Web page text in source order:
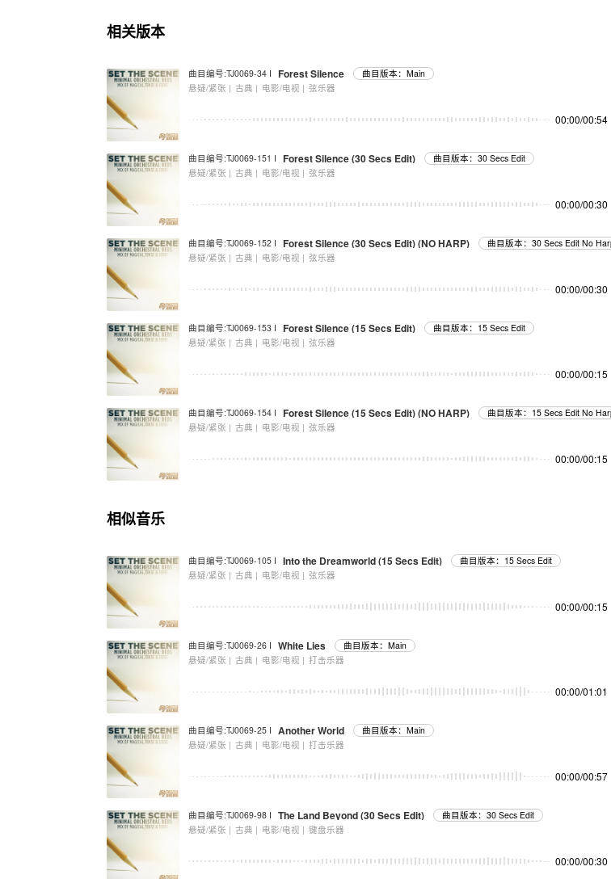
相关版本
曲目编号:TJ0069-34 I Forest Silence
曲目版本：Main
悬疑/紧张 | 古典 | 电影/电视 | 弦乐器
00:00/00:54
曲目编号:TJ0069-151 I Forest Silence (30 Secs Edit)
曲目版本：30 Secs Edit
悬疑/紧张 | 古典 | 电影/电视 | 弦乐器
00:00/00:30
曲目编号:TJ0069-152 I Forest Silence (30 Secs Edit) (NO HARP)
曲目版本：30 Secs Edit No
悬疑/紧张 | 古典 | 电影/电视 | 弦乐器
00:00/00:30
曲目编号:TJ0069-153 I Forest Silence (15 Secs Edit)
曲目版本：15 Secs Edit
悬疑/紧张 | 古典 | 电影/电视 | 弦乐器
00:00/00:15
曲目编号:TJ0069-154 I Forest Silence (15 Secs Edit) (NO HARP)
曲目版本：15 Secs Edit No
悬疑/紧张 | 古典 | 电影/电视 | 弦乐器
00:00/00:15
相似音乐
曲目编号:TJ0069-105 I Into the Dreamworld (15 Secs Edit)
曲目版本：15 Secs Edit
悬疑/紧张 | 古典 | 电影/电视 | 弦乐器
00:00/00:15
曲目编号:TJ0069-26 I White Lies
曲目版本：Main
悬疑/紧张 | 古典 | 电影/电视 | 打击乐器
00:00/01:01
曲目编号:TJ0069-25 I Another World
曲目版本：Main
悬疑/紧张 | 古典 | 电影/电视 | 打击乐器
00:00/00:57
曲目编号:TJ0069-98 I The Land Beyond (30 Secs Edit)
曲目版本：30 Secs Edit
悬疑/紧张 | 古典 | 电影/电视 | 键盘乐器
00:00/00:30